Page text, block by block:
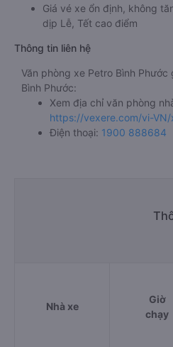
Giá vé xe ổn định, không
dịp Lễ, Tết cao điểm
Thông tin liên hệ
Văn phòng xe Petro Bình Phước
Bình Phước:
Xem địa chỉ văn phòng
https://vexere.com/vi-
Điện thoại: 1900 888684
Nhà xe
Giờ
chạy